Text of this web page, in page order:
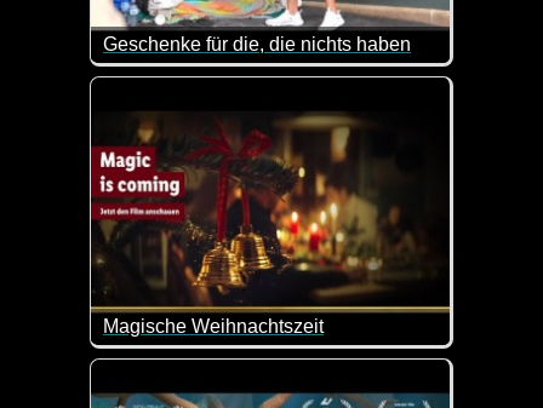
Geschenke für die, die nichts haben
Ist das nicht eine schöne Geste? Dieser Mann
Magische Weihnachtszeit
Egal wie alt wir sind: die Weihnachtszeit ist